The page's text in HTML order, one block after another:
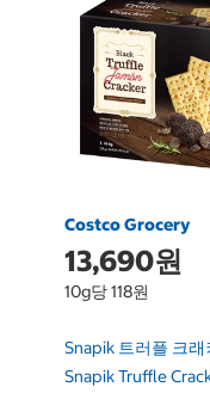
Costco Grocery
13,690원
10g당 118원
Snapik 트러플 크래
Snapik Truffle